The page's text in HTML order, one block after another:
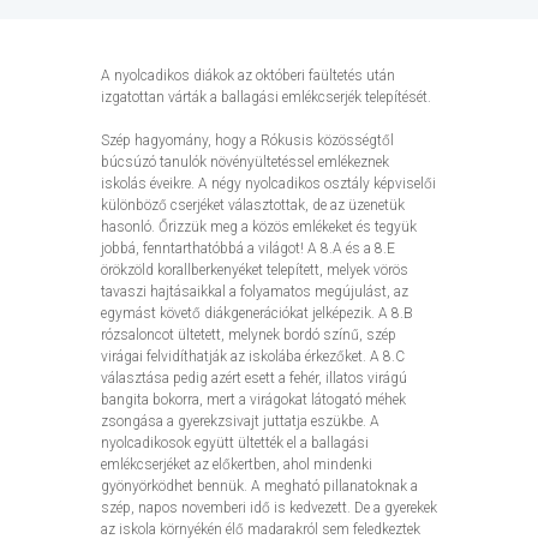
A nyolcadikos diákok az októberi faültetés után
izgatottan várták a ballagási emlékcserjék telepítését.
Szép hagyomány, hogy a Rókusis közösségtől
búcsúzó tanulók növényültetéssel emlékeznek
iskolás éveikre. A négy nyolcadikos osztály képviselői
különböző cserjéket választottak, de az üzenetük
hasonló. Őrizzük meg a közös emlékeket és tegyük
jobbá, fenntarthatóbbá a világot! A 8.A és a 8.E
örökzöld korallberkenyéket telepített, melyek vörös
tavaszi hajtásaikkal a folyamatos megújulást, az
egymást követő diákgenerációkat jelképezik. A 8.B
rózsaloncot ültetett, melynek bordó színű, szép
virágai felvidíthatják az iskolába érkezőket. A 8.C
választása pedig azért esett a fehér, illatos virágú
bangita bokorra, mert a virágokat látogató méhek
zsongása a gyerekzsivajt juttatja eszükbe. A
nyolcadikosok együtt ültették el a ballagási
emlékcserjéket az előkertben, ahol mindenki
gyönyörködhet bennük. A megható pillanatoknak a
szép, napos novemberi idő is kedvezett. De a gyerekek
az iskola környékén élő madarakról sem feledkeztek